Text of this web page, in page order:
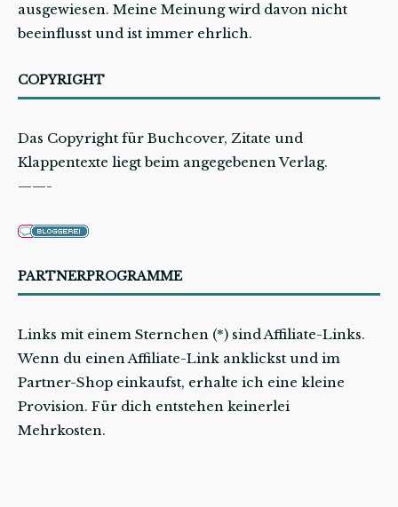
ausgewiesen. Meine Meinung wird davon nicht
beeinflusst und ist immer ehrlich.
COPYRIGHT
Das Copyright für Buchcover, Zitate und
Klappentexte liegt beim angegebenen Verlag.
——-
PARTNERPROGRAMME
Links mit einem Sternchen (*) sind Affiliate-Links.
Wenn du einen Affiliate-Link anklickst und im
Partner-Shop einkaufst, erhalte ich eine kleine
Provision. Für dich entstehen keinerlei
Mehrkosten.